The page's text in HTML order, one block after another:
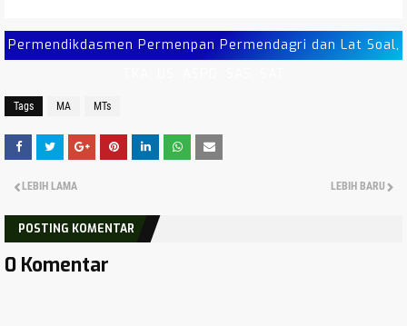
Permendikdasmen Permenpan Permendagri dan Lat Soal,
Tags MA MTs
LEBIH BARU
LEBIH LAMA
POSTING KOMENTAR
0 Komentar